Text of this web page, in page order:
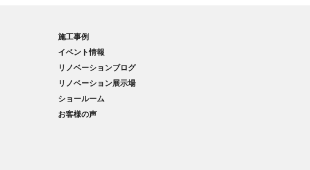
施工事例
イベント情報
リノベーションブログ
リノベーション展示場
ショールーム
お客様の声